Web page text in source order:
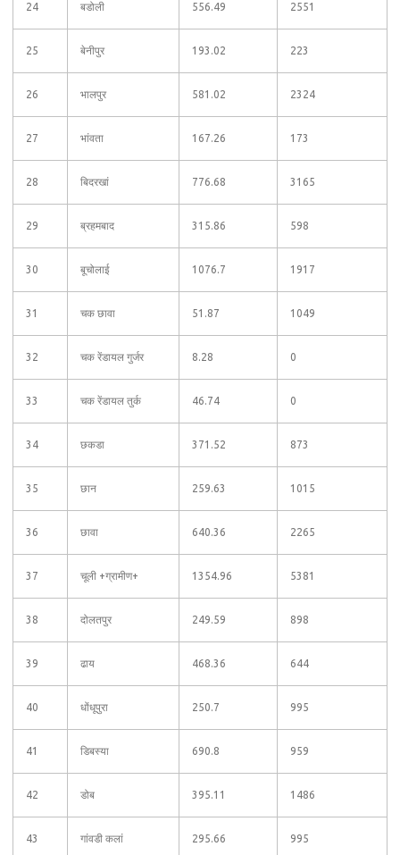
24 बडोली 556.49 2551
25 बेनीपुर 193.02 223
26 भालपुर 581.02 2324
27 भांवता 167.26 173
28 बिदरखां 776.68 3165
29 ब्रहमबाद 315.86 598
30 बूचोलाई 1076.7 1917
31 चक छावा 51.87 1049
32 चक रेंडायल गुर्जर 8.28 0
33 चक रेंडायल तुर्क 46.74 0
34 छकडा 371.52 873
35 छान 259.63 1015
36 छावा 640.36 2265
37 चूली +ग्रामीण+ 1354.96 5381
38 दोलतपुर 249.59 898
39 ढाय 468.36 644
40 धोंधूपुरा 250.7 995
41 डिबस्या 690.8 959
42 डोब 395.11 1486
43 गांवडी कलां 295.66 995